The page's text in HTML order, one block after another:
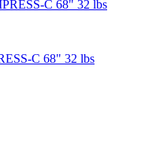
C 68" 32 lbs